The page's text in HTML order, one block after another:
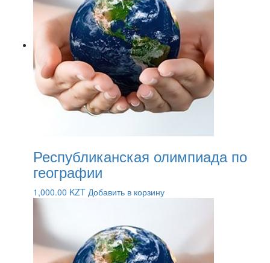
Республиканская олимпиада по
географии
1,000.00 KZT Добавить в корзину